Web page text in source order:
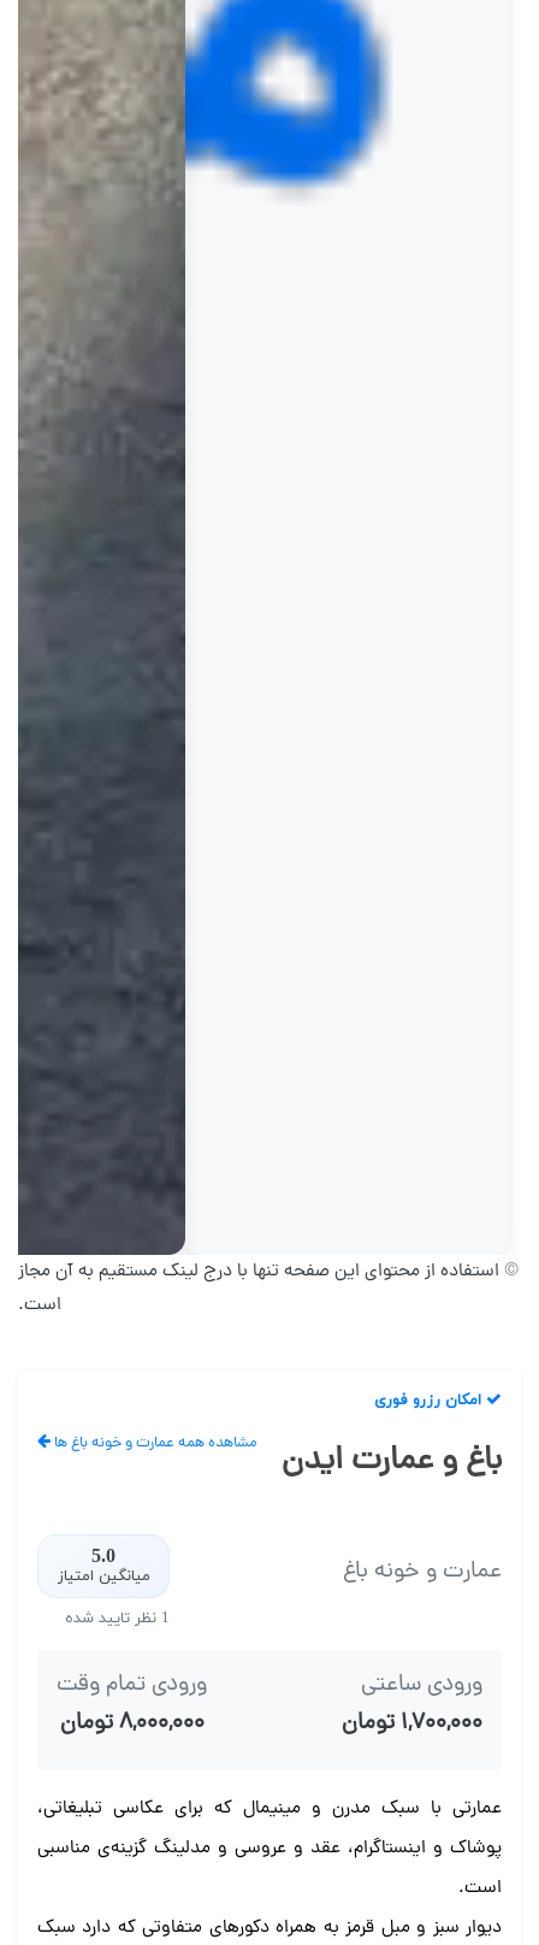
© استفاده از محتوای این صفحه تنها با درج لینک مستقیم به آن مجاز
است.
امکان رزرو فوری
باغ و عمارت ایدن مشاهده همه عمارت و خونه باغ ها
عمارت و خونه باغ 5.0
میانگین امتیاز
1 نظر تایید شده
ورودی ساعتی
۱,۷۰۰,۰۰۰ تومان
ورودی تمام وقت
۸,۰۰۰,۰۰۰ تومان
عمارتی با سبک مدرن و مینیمال که برای عکاسی تبلیغاتی،
پوشاک و اینستاگرام، عقد و عروسی و مدلینگ گزینه‌ی مناسبی
است.
دیوار سبز و مبل قرمز به همراه دکورهای متفاوتی که دارد سبک